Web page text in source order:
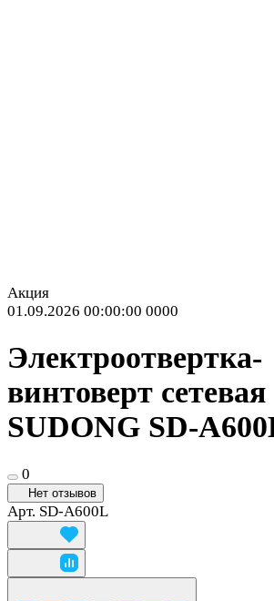
Акция
01.09.2026 00:00:00 0000
Электроотвертка-
винтоверт сетевая
SUDONG SD-
0
Нет отзывов
Арт. SD-A600L